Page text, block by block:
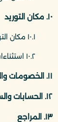
١٠. مكان التوريد
١٠.١ مكان التوريد للسلع
١٠.٢ استثناءات مكان التوريد
١١. الخصومات والاستردادات الضريبية
١٢. الحسابات والسجلات
١٣. المراجع